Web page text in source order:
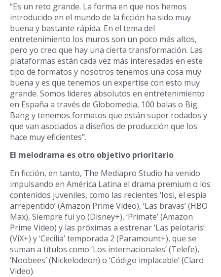
“Es un reto grande. La forma en que nos hemos
introducido en el mundo de la ficción ha sido muy
buena y bastante rápida. En el tema del
entretenimiento los muros son un poco más altos,
pero yo creo que hay una cierta transformación. Las
plataformas están cada vez más interesadas en este
tipo de formatos y nosotros tenemos una cosa muy
buena y es que tenemos un expertise con esto muy
grande. Somos líderes absolutos en entretenimiento
en España a través de Globomedia, 100 balas o Big
Bang y tenemos formatos que están super rodados y
que van asociados a diseños de producción que los
hace muy eficientes”.
El melodrama es otro objetivo prioritario
En ficción, en tanto, The Mediapro Studio ha venido
impulsando en América Latina el drama premium o los
contenidos juveniles, como las recientes ‘Iosi, el espía
arrepentido’ (Amazon Prime Video), ‘Las bravas’ (HBO
Max), Siempre fui yo (Disney+), ‘Primate’ (Amazon
Prime Video) y las próximas a estrenar ‘Las pelotaris’
(ViX+) y ‘Cecilia’ temporada 2 (Paramount+), que se
suman a títulos como ‘Los internacionales’ (Telefe),
‘Noobees’ (Nickelodeon) o ‘Código implacable’ (Claro
Video).